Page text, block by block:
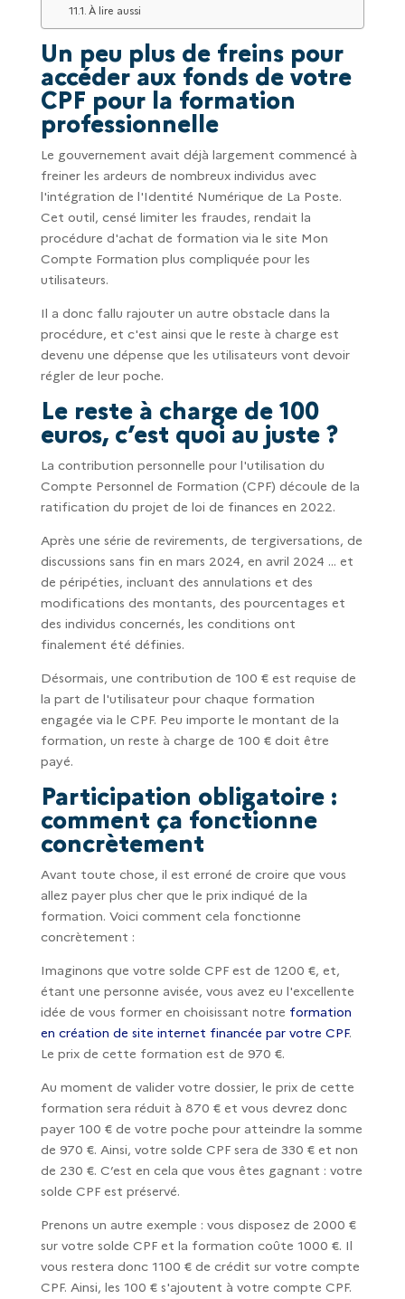
À lire aussi
Un peu plus de freins pour
accéder aux fonds de votre
CPF pour la formation
professionnelle
Le gouvernement avait déjà largement commencé à
freiner les ardeurs de nombreux individus avec
l'intégration de l'Identité Numérique de La Poste.
Cet outil, censé limiter les fraudes, rendait la
procédure d'achat de formation via le site Mon
Compte Formation plus compliquée pour les
utilisateurs.
Il a donc fallu rajouter un autre obstacle dans la
procédure, et c'est ainsi que le reste à charge est
devenu une dépense que les utilisateurs vont devoir
régler de leur poche.
Le reste à charge de 100
euros, c’est quoi au juste ?
La contribution personnelle pour l'utilisation du
Compte Personnel de Formation (CPF) découle de la
ratification du projet de loi de finances en 2022.
Après une série de revirements, de tergiversations, de
discussions sans fin en mars 2024, en avril 2024 ... et
de péripéties, incluant des annulations et des
modifications des montants, des pourcentages et
des individus concernés, les conditions ont
finalement été définies.
Désormais, une contribution de 100 € est requise de
la part de l'utilisateur pour chaque formation
engagée via le CPF. Peu importe le montant de la
formation, un reste à charge de 100 € doit être
payé.
Participation obligatoire :
comment ça fonctionne
concrètement
Avant toute chose, il est erroné de croire que vous
allez payer plus cher que le prix indiqué de la
formation. Voici comment cela fonctionne
concrètement :
Imaginons que votre solde CPF est de 1200 €, et,
étant une personne avisée, vous avez eu l'excellente
idée de vous former en choisissant notre formation
en création de site internet financée par votre CPF.
Le prix de cette formation est de 970 €.
Au moment de valider votre dossier, le prix de cette
formation sera réduit à 870 € et vous devrez donc
payer 100 € de votre poche pour atteindre la somme
de 970 €. Ainsi, votre solde CPF sera de 330 € et non
de 230 €. C’est en cela que vous êtes gagnant : votre
solde CPF est préservé.
Prenons un autre exemple : vous disposez de 2000 €
sur votre solde CPF et la formation coûte 1000 €. Il
vous restera donc 1100 € de crédit sur votre compte
CPF. Ainsi, les 100 € s'ajoutent à votre compte CPF.